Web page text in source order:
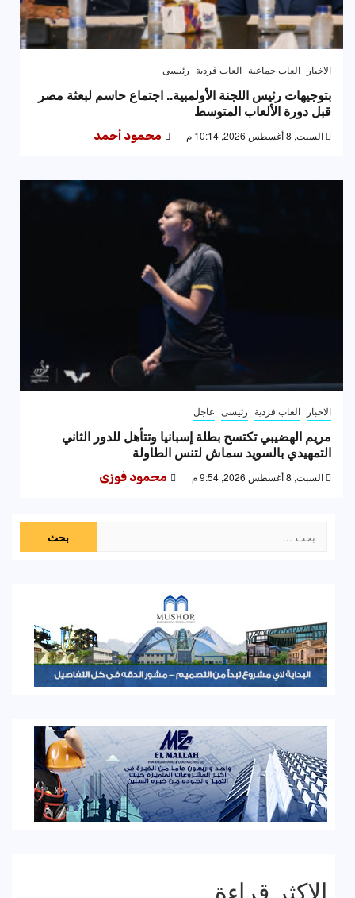
الاخبار العاب جماعية العاب فردية رئيسى
بتوجيهات رئيس اللجنة الأولمبية.. اجتماع حاسم لبعثة مصر
قبل دورة الألعاب المتوسط
السبت, 8 أغسطس 2026, 10:14 م محمود أحمد
الاخبار العاب فردية رئيسى عاجل
مريم الهضيبي تكتسح بطلة إسبانيا وتتأهل للدور الثاني
التمهيدي بالسويد سماش لتنس الطاولة
السبت, 8 أغسطس 2026, 9:54 م محمود فوزى
عن:
الاكثر قراءة